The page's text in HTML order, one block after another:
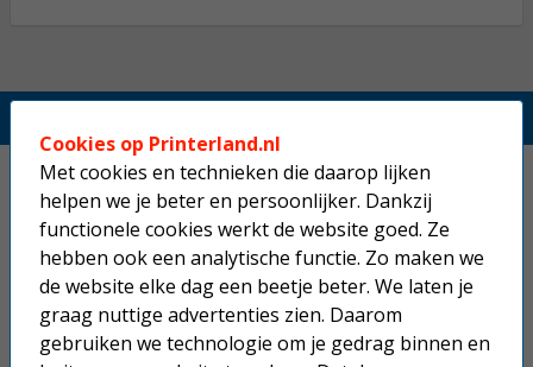
Home
Inkjetprinters
Laserprinters
All-in-one printers
Cookies op Printerland.nl
Met cookies en technieken die daarop lijken
helpen we je beter en persoonlijker. Dankzij
functionele cookies werkt de website goed. Ze
hebben ook een analytische functie. Zo maken we
de website elke dag een beetje beter. We laten je
graag nuttige advertenties zien. Daarom
gebruiken we technologie om je gedrag binnen en